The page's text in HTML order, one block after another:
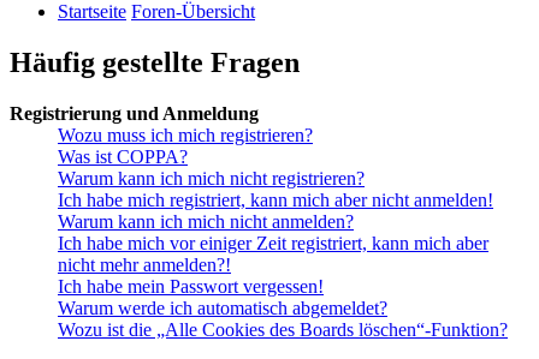
Startseite Foren-Übersicht
Häufig gestellte Fragen
Registrierung und Anmeldung
Wozu muss ich mich registrieren?
Was ist COPPA?
Warum kann ich mich nicht registrieren?
Ich habe mich registriert, kann mich aber nicht anmelden!
Warum kann ich mich nicht anmelden?
Ich habe mich vor einiger Zeit registriert, kann mich aber
nicht mehr anmelden?!
Ich habe mein Passwort vergessen!
Warum werde ich automatisch abgemeldet?
Wozu ist die „Alle Cookies des Boards löschen“-Funktion?